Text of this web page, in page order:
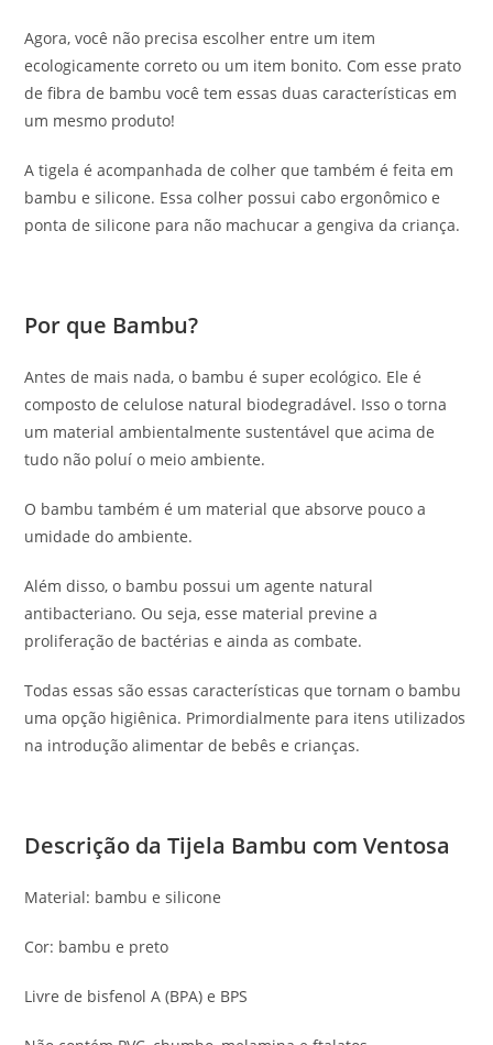
Agora, você não precisa escolher entre um item
ecologicamente correto ou um item bonito. Com esse prato
de fibra de bambu você tem essas duas características em
um mesmo produto!
A tigela é acompanhada de colher que também é feita em
bambu e silicone. Essa colher possui cabo ergonômico e
ponta de silicone para não machucar a gengiva da criança.
Por que Bambu?
Antes de mais nada, o bambu é super ecológico. Ele é
composto de celulose natural biodegradável. Isso o torna
um material ambientalmente sustentável que acima de
tudo não poluí o meio ambiente.
O bambu também é um material que absorve pouco a
umidade do ambiente.
Além disso, o bambu possui um agente natural
antibacteriano. Ou seja, esse material previne a
proliferação de bactérias e ainda as combate.
Todas essas são essas características que tornam o bambu
uma opção higiênica. Primordialmente para itens utilizados
na introdução alimentar de bebês e crianças.
Descrição da Tijela Bambu com Ventosa
Material: bambu e silicone
Cor: bambu e preto
Livre de bisfenol A (BPA) e BPS